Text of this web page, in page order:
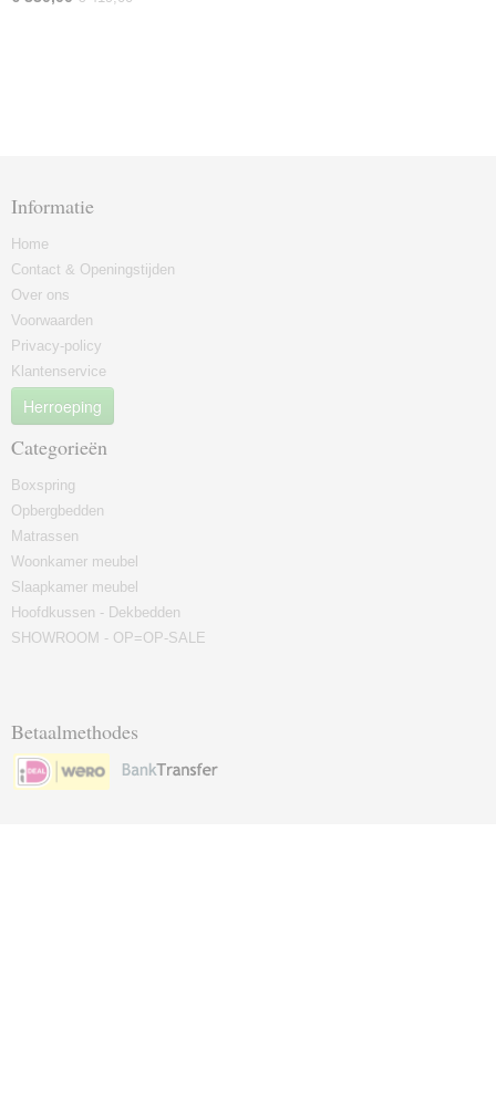
Informatie
Home
Contact & Openingstijden
Over ons
Voorwaarden
Privacy-policy
Klantenservice
Herroeping
Categorieën
Boxspring
Opbergbedden
Matrassen
Woonkamer meubel
Slaapkamer meubel
Hoofdkussen - Dekbedden
SHOWROOM - OP=OP-SALE
Betaalmethodes